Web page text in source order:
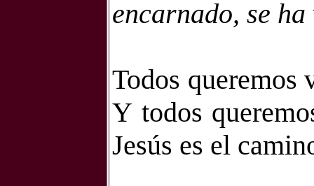
encarnado, se
Todos queremos
Y todos
Jesús es el